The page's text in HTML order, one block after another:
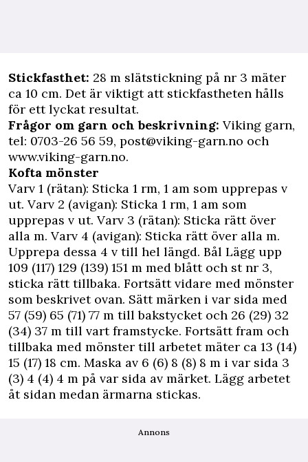
Stickfasthet: 28 m slätstickning på nr 3 mäter
ca 10 cm. Det är viktigt att stickfastheten hålls
för ett lyckat resultat.
Frågor om garn och beskrivning: Viking garn,
tel: 0703-26 56 59, post@viking-garn.no och
www.viking-garn.no.
Kofta mönster
Varv 1 (rätan): Sticka 1 rm, 1 am som upprepas v
ut. Varv 2 (avigan): Sticka 1 rm, 1 am som
upprepas v ut. Varv 3 (rätan): Sticka rätt över
alla m. Varv 4 (avigan): Sticka rätt över alla m.
Upprepa dessa 4 v till hel längd. Bål Lägg upp
109 (117) 129 (139) 151 m med blått och st nr 3,
sticka rätt tillbaka. Fortsätt vidare med mönster
som beskrivet ovan. Sätt märken i var sida med
57 (59) 65 (71) 77 m till bakstycket och 26 (29) 32
(34) 37 m till vart framstycke. Fortsätt fram och
tillbaka med mönster till arbetet mäter ca 13 (14)
15 (17) 18 cm. Maska av 6 (6) 8 (8) 8 m i var sida 3
(3) 4 (4) 4 m på var sida av märket. Lägg arbetet
åt sidan medan ärmarna stickas.
Annons